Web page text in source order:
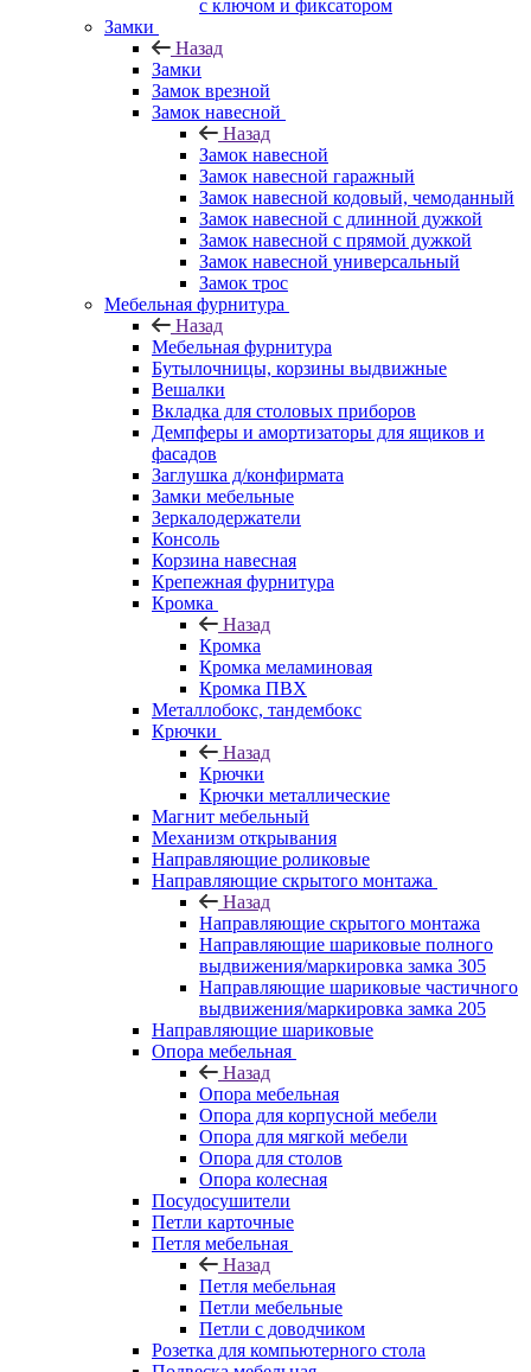
с ключом и фиксатором
Замки
Назад
Замки
Замок врезной
Замок навесной
Назад
Замок навесной
Замок навесной гаражный
Замок навесной кодовый, чемоданный
Замок навесной с длинной дужкой
Замок навесной с прямой дужкой
Замок навесной универсальный
Замок трос
Мебельная фурнитура
Назад
Мебельная фурнитура
Бутылочницы, корзины выдвижные
Вешалки
Вкладка для столовых приборов
Демпферы и амортизаторы для ящиков и
фасадов
Заглушка д/конфирмата
Замки мебельные
Зеркалодержатели
Консоль
Корзина навесная
Крепежная фурнитура
Кромка
Назад
Кромка
Кромка меламиновая
Кромка ПВХ
Металлобокс, тандембокс
Крючки
Назад
Крючки
Крючки металлические
Магнит мебельный
Механизм открывания
Направляющие роликовые
Направляющие скрытого монтажа
Назад
Направляющие скрытого монтажа
Направляющие шариковые полного
выдвижения/маркировка замка 305
Направляющие шариковые частичного
выдвижения/маркировка замка 205
Направляющие шариковые
Опора мебельная
Назад
Опора мебельная
Опора для корпусной мебели
Опора для мягкой мебели
Опора для столов
Опора колесная
Посудосушители
Петли карточные
Петля мебельная
Назад
Петля мебельная
Петли мебельные
Петли с доводчиком
Розетка для компьютерного стола